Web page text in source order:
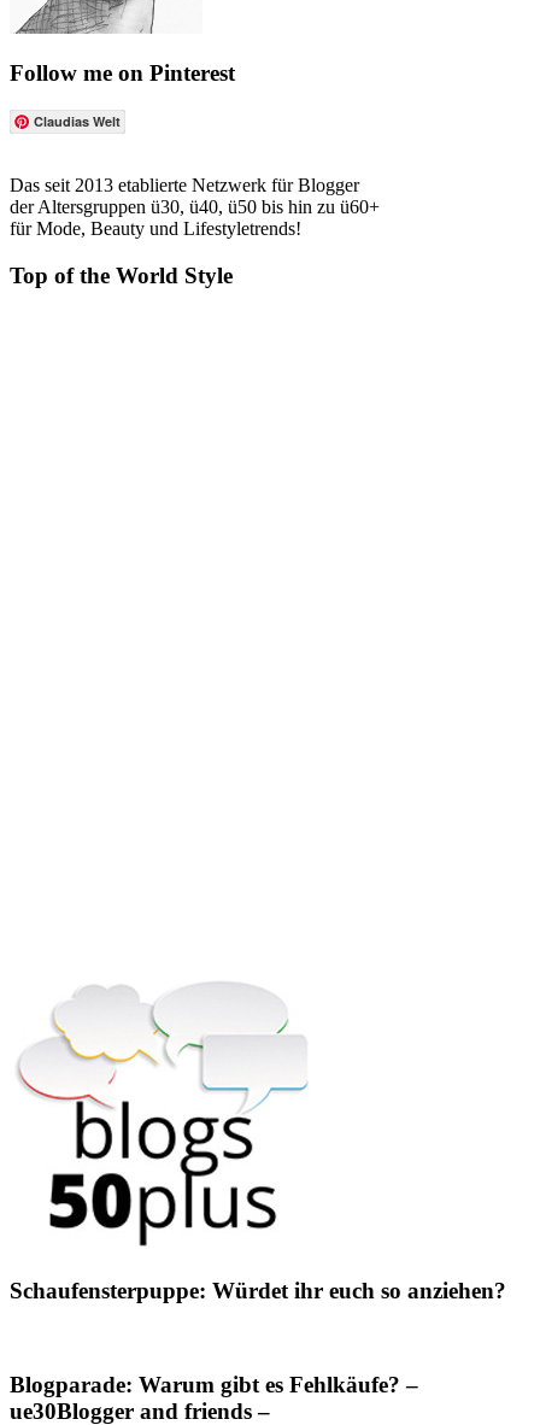
Follow me on Pinterest
Claudias Welt
Das seit 2013 etablierte Netzwerk für Blogger
der Altersgruppen ü30, ü40, ü50 bis hin zu ü60+
für Mode, Beauty und Lifestyletrends!
Top of the World Style
Schaufensterpuppe: Würdet ihr euch so anziehen?
Blogparade: Warum gibt es Fehlkäufe? –
ue30Blogger and friends –